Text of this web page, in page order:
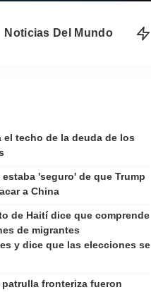
Noticias Del Mundo
el techo de la deuda de los
'seguro' de que Trump
a China
de Haití dice que comprende
de migrantes
y dice que las elecciones se
fronteriza fueron